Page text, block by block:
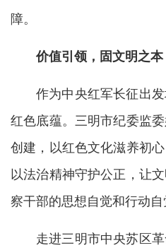
障。
价值引领，固文明之本
作为中央红军长征出
红色底蕴。三明市纪委监
创建，以红色文化滋养初
以法治精神守护公正，让
察干部的思想自觉和行动自
走进三明市中央苏区